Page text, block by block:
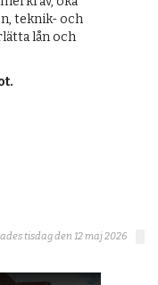
teknik- och
lån och
tisdag den 12 maj 2026